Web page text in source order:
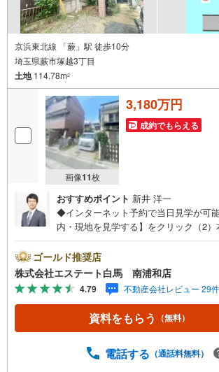
京浜東北線 「蕨」駅 徒歩10分
埼玉県蕨市塚越3丁目
土地114.78m2
画像11枚
3,180万円
成約でもらえる
おすすめポイント 新井 洋一
◆インターネット予約で当日見学が可
内・現地を見学する】をクリック（2
ください。◆10:00～21:00はお電話での
ムーズです。●京浜東北線蕨駅徒歩約10
接道●建築条件なしのためお好きなハウ
いただけます【Yahoo！ 不動産キャン
す】 当店で物件を成約すると
ト！◆エステート白馬の5大サポート
備保証の延長サービス新築住宅は2年、
ゴールド推奨店
株式会社エステート白馬 南浦和店
4.79 不動産会社レビュー 29件
資料をもらう （無料）
電話する （通話料無料）